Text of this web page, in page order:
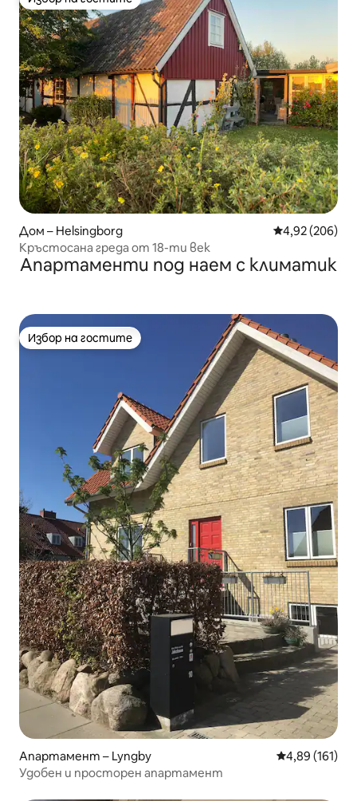
Избор на гостите
Дом – Helsingborg Средна
4,92 (206)
Кръстосана греда от 18-ти век
Апартаменти под наем с климатик
Избор на гостите
Избор на гостите
Апартамент – Lyngby Средна
4,89 (161)
Удобен и просторен апартамент